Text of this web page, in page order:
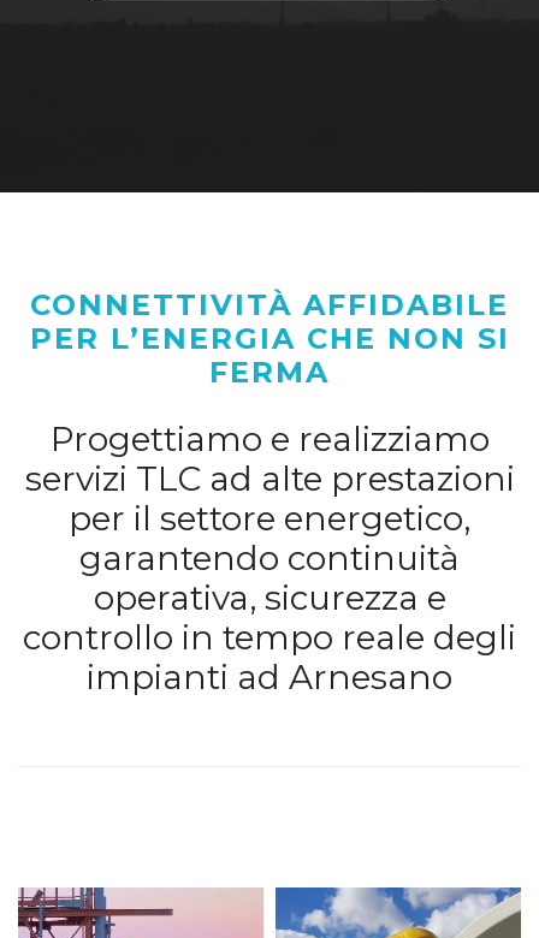
CONNETTIVITÀ AFFIDABILE
PER L’ENERGIA CHE NON SI
FERMA
Progettiamo e realizziamo
servizi TLC ad alte prestazioni
per il settore energetico,
garantendo continuità
operativa, sicurezza e
controllo in tempo reale degli
impianti ad Arnesano